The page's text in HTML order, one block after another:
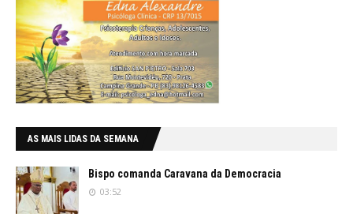
AS MAIS LIDAS DA SEMANA
Bispo comanda Caravana da Democracia
03:52